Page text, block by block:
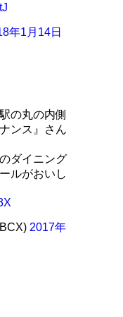
年1月14日
の丸の内側
ンス』さん
ダイニング
ルがおいし
2017年